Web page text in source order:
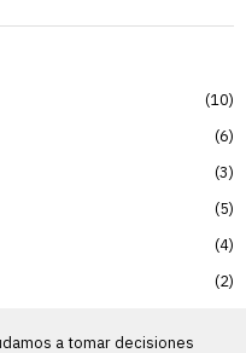
10
6
3
5
4
2
a tomar decisiones